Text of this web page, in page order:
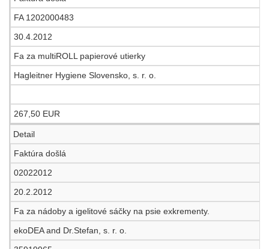
FA 1202000483
30.4.2012
Fa za multiROLL papierové utierky
Hagleitner Hygiene Slovensko, s. r. o.
267,50 EUR
Detail
Faktúra došlá
02022012
20.2.2012
Fa za nádoby a igelitové sáčky na psie exkrementy.
ekoDEA and Dr.Stefan, s. r. o.